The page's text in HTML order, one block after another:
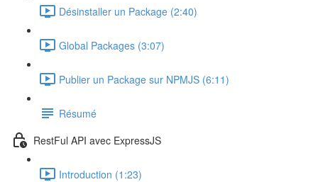
Désinstaller un Package (2:40)
Global Packages (3:07)
Publier un Package sur NPMJS (6:11)
Résumé
RestFul API avec ExpressJS
Introduction (1:23)